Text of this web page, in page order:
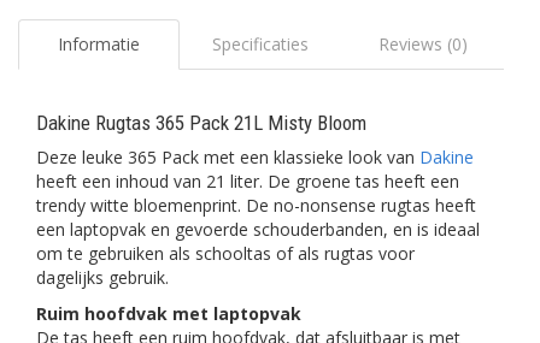
Informatie Specificaties Reviews (0)
Dakine Rugtas 365 Pack 21L Misty Bloom
Deze leuke 365 Pack met een klassieke look van Dakine
heeft een inhoud van 21 liter. De groene tas heeft een
trendy witte bloemenprint. De no-nonsense rugtas heeft
een laptopvak en gevoerde schouderbanden, en is ideaal
om te gebruiken als schooltas of als rugtas voor
dagelijks gebruik.
Ruim hoofdvak met laptopvak
De tas heeft een ruim hoofdvak, dat afsluitbaar is met